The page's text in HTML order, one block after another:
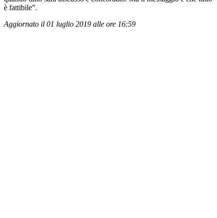
è fattibile”.
Aggiornato il 01 luglio 2019 alle ore 16:59